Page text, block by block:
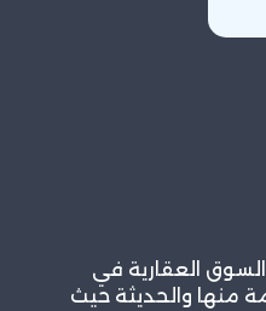
العقارية في
منها والحديثة حيث